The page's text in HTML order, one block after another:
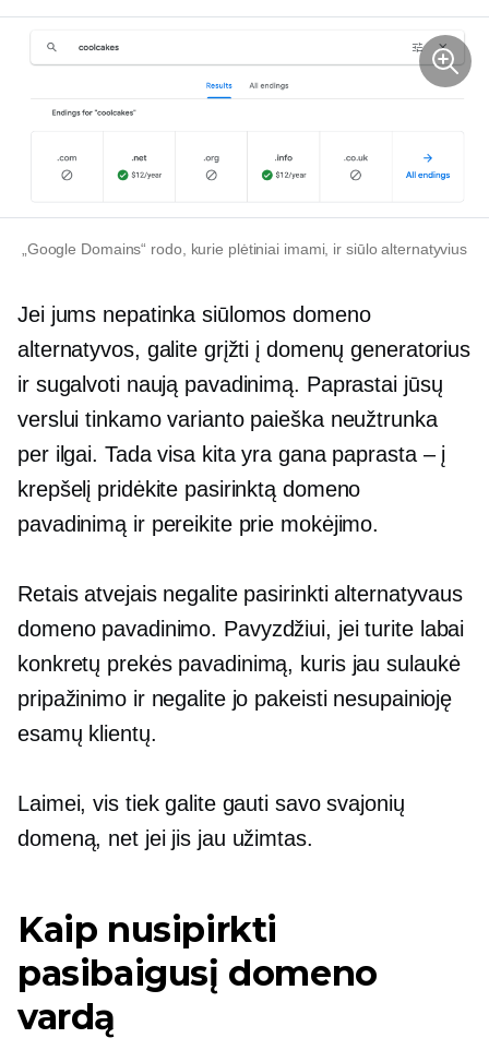
„Google Domains“ rodo, kurie plėtiniai imami, ir siūlo alternatyvius
Jei jums nepatinka siūlomos domeno
alternatyvos, galite grįžti į domenų generatorius
ir sugalvoti naują pavadinimą. Paprastai jūsų
verslui tinkamo varianto paieška neužtrunka
per ilgai. Tada visa kita yra gana paprasta – į
krepšelį pridėkite pasirinktą domeno
pavadinimą ir pereikite prie mokėjimo.
Retais atvejais negalite pasirinkti alternatyvaus
domeno pavadinimo. Pavyzdžiui, jei turite labai
konkretų prekės pavadinimą, kuris jau sulaukė
pripažinimo ir negalite jo pakeisti nesupainioję
esamų klientų.
Laimei, vis tiek galite gauti savo svajonių
domeną, net jei jis jau užimtas.
Kaip nusipirkti
pasibaigusį domeno
vardą